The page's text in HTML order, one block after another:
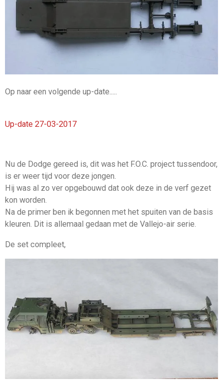
Op naar een volgende up-date.....
Up-date 27-03-2017
Nu de Dodge gereed is, dit was het F.O.C. project tussendoor,
is er weer tijd voor deze jongen.
Hij was al zo ver opgebouwd dat ook deze in de verf gezet
kon worden.
Na de primer ben ik begonnen met het spuiten van de basis
kleuren. Dit is allemaal gedaan met de Vallejo-air serie.
De set compleet,